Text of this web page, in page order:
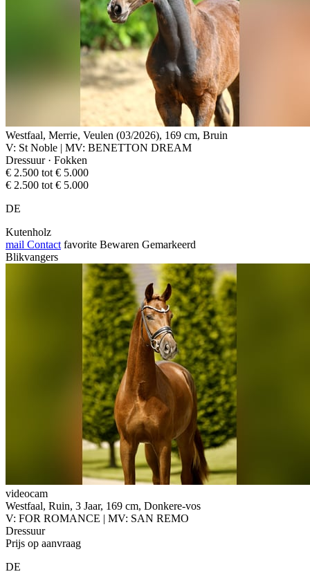
Westfaal, Merrie, Veulen (03/2026), 169 cm, Bruin
V: St Noble | MV: BENETTON DREAM
Dressuur · Fokken
€ 2.500 tot € 5.000
€ 2.500 tot € 5.000
DE
Kutenholz
mail Contact favorite Bewaren Gemarkeerd
Blikvangers
videocam
Westfaal, Ruin, 3 Jaar, 169 cm, Donkere-vos
V: FOR ROMANCE | MV: SAN REMO
Dressuur
Prijs op aanvraag
DE